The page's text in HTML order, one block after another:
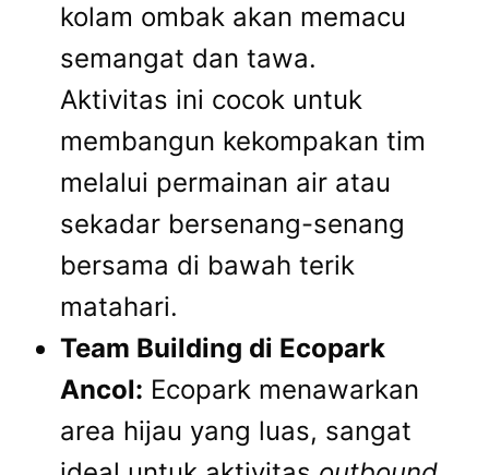
kolam ombak akan memacu
semangat dan tawa.
Aktivitas ini cocok untuk
membangun kekompakan tim
melalui permainan air atau
sekadar bersenang-senang
bersama di bawah terik
matahari.
Team Building di Ecopark
Ancol: Ecopark menawarkan
area hijau yang luas, sangat